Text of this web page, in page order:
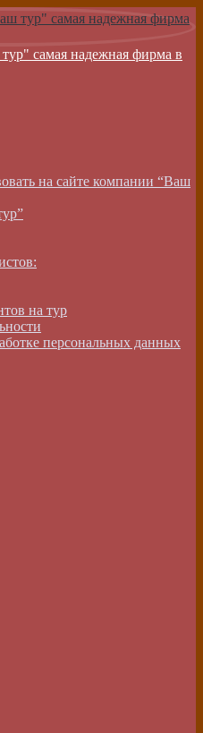
самая надежная фирма в
на сайте компании “Ваш
на тур
персональных данных